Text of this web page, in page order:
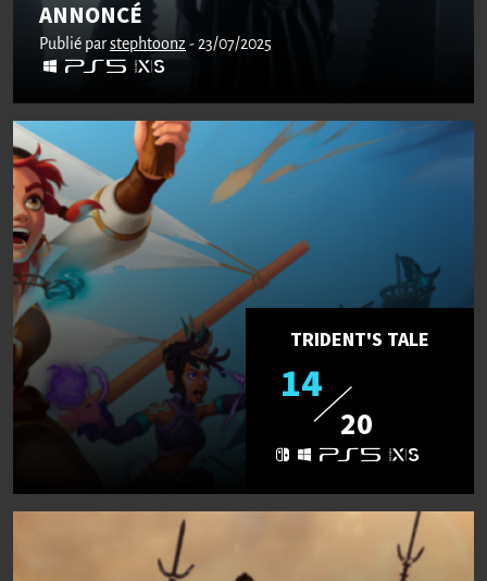
ANNONCÉ
Publié parstephtoonz - 23/07/2025
TRIDENT'S TALE
14
20